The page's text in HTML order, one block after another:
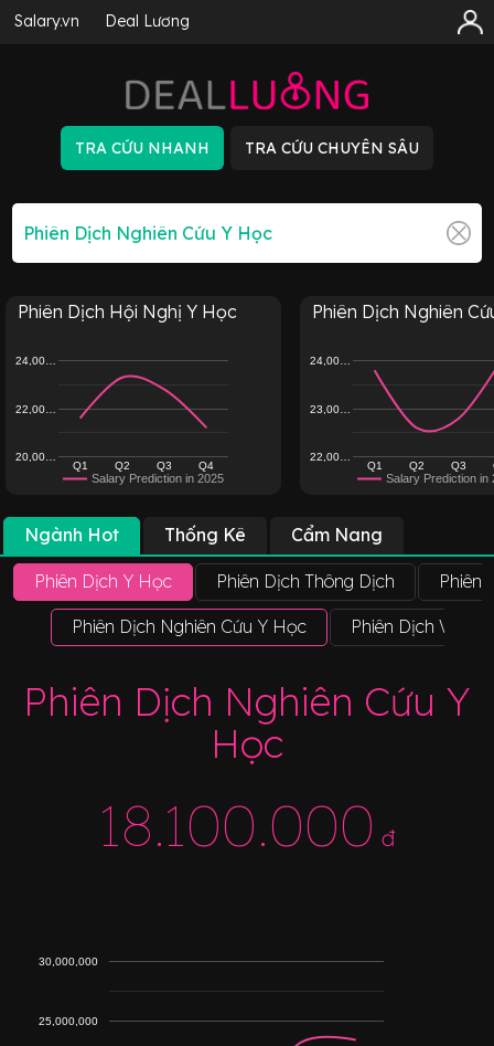
Salary.vn Deal Lương
Phiên Dịch Hội Nghị Y Học
Salary Prediction in 2025
Q1 Q2 Q3 Q4
20,00…
22,00…
24,00…
Phiên Dịch Nghiên
Salary Prediction in
Q1 Q2 Q3
22,00…
23,00…
24,00…
Ngành Hot Thống Kê Cẩm Nang
Phiên Dịch Y Học Phiên Dịch Thông Dịch Phiên
Phiên Dịch Nghiên Cứu Y Học Phiên Dịch Viên
Phiên Dịch Nghiên Cứu Y
Học
18.100.000 đ
25,000,000
30,000,000